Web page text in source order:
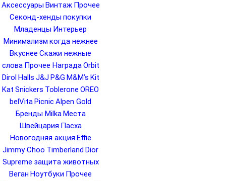
Аксессуары Винтаж Прочее
Секонд-хенды покупки
Младенцы Интерьер
Минимализм когда нежнее
Вкуснее Скажи нежные
слова Прочее НаградаOrbit
Dirol Halls J&J P&G M&M’s Kit
Kat Snickers Toblerone OREO
belVita Picnic Alpen Gold
Бренды Milka Места
Швейцария Пасха
Новогодняя акция Effie
Jimmy Choo Timberland Dior
Supreme защита животных
Веган Ноутбуки Прочее